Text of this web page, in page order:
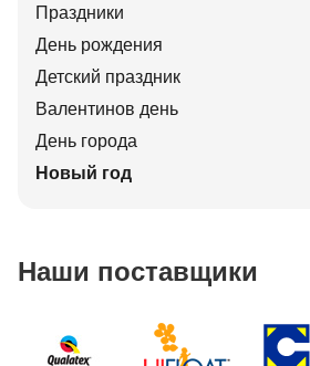
Праздники
День рождения
Детский праздник
Валентинов день
День города
Новый год
Наши поставщики